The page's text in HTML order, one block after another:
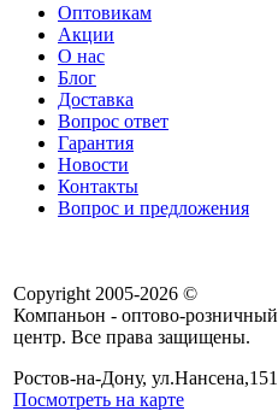
Оптовикам
Акции
О нас
Блог
Доставка
Вопрос ответ
Гарантия
Новости
Контакты
Вопрос и предложения
Copyright 2005-2026 ©
Компаньон - оптово-розничный
центр. Все права защищены.
Ростов-на-Дону, ул.Нансена,151
Посмотреть на карте